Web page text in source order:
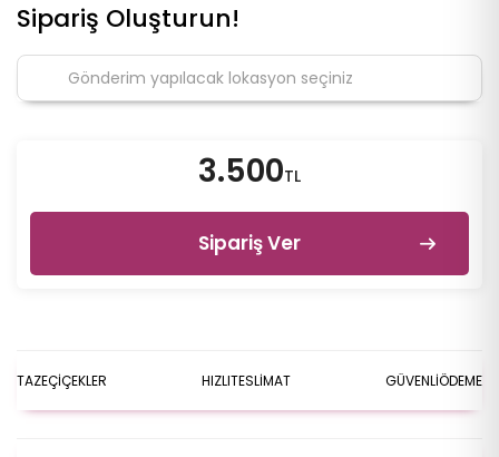
Sipariş Oluşturun!
3.500TL
Sipariş Ver
TAZEÇİÇEKLER HIZLITESLİMAT GÜVENLİÖDEME